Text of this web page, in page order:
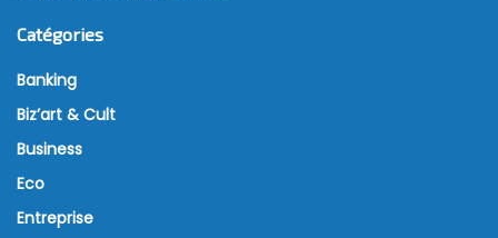
Catégories
Banking
Biz’art & Cult
Business
Eco
Entreprise